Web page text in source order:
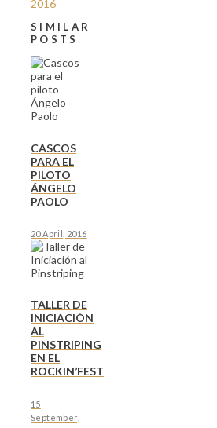
SIMILAR
POSTS
CASCOS
PARA EL
PILOTO
ÁNGELO
PAOLO
20 April, 2016
TALLER DE
INICIACIÓN
AL
PINSTRIPING
EN EL
ROCKIN’FEST
15
September,